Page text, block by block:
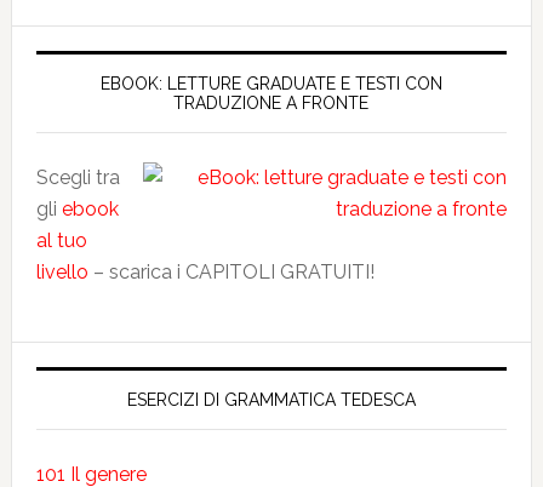
EBOOK: LETTURE GRADUATE E TESTI CON
TRADUZIONE A FRONTE
Scegli tra
gli ebook
al tuo
livello – scarica i CAPITOLI GRATUITI!
ESERCIZI DI GRAMMATICA TEDESCA
101 Il genere